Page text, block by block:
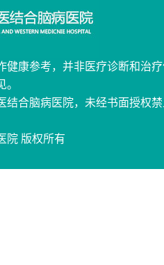
健康参考，并非医疗诊断和治
结合脑病医院，未经书面授权
院 版权所有